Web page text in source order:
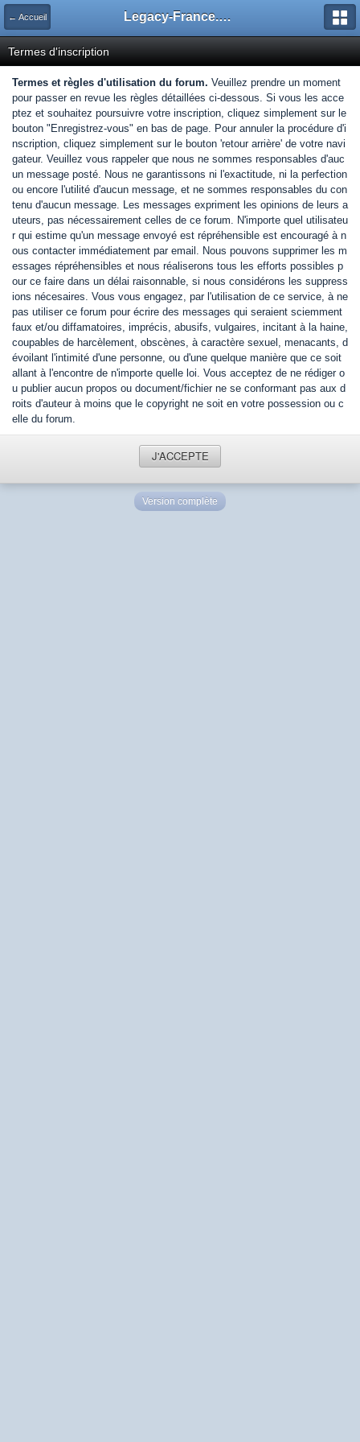
← Accueil Legacy-France.org - Forum
Termes d'inscription
Termes et règles d'utilisation du forum. Veuillez prendre un moment
pour passer en revue les règles détaillées ci-dessous. Si vous les acce
ptez et souhaitez poursuivre votre inscription, cliquez simplement sur le
bouton "Enregistrez-vous" en bas de page. Pour annuler la procédure d'i
nscription, cliquez simplement sur le bouton 'retour arrière' de votre navi
gateur. Veuillez vous rappeler que nous ne sommes responsables d'auc
un message posté. Nous ne garantissons ni l'exactitude, ni la perfection
ou encore l'utilité d'aucun message, et ne sommes responsables du con
tenu d'aucun message. Les messages expriment les opinions de leurs a
uteurs, pas nécessairement celles de ce forum. N'importe quel utilisateu
r qui estime qu'un message envoyé est répréhensible est encouragé à n
ous contacter immédiatement par email. Nous pouvons supprimer les m
essages répréhensibles et nous réaliserons tous les efforts possibles p
our ce faire dans un délai raisonnable, si nous considérons les suppress
ions nécesaires. Vous vous engagez, par l'utilisation de ce service, à ne
pas utiliser ce forum pour écrire des messages qui seraient sciemment
faux et/ou diffamatoires, imprécis, abusifs, vulgaires, incitant à la haine,
coupables de harcèlement, obscènes, à caractère sexuel, menacants, d
évoilant l'intimité d'une personne, ou d'une quelque manière que ce soit
allant à l'encontre de n'importe quelle loi. Vous acceptez de ne rédiger o
u publier aucun propos ou document/fichier ne se conformant pas aux d
roits d'auteur à moins que le copyright ne soit en votre possession ou c
elle du forum.
J'ACCEPTE
Version complète